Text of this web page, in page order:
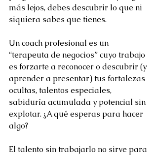
más lejos, debes descubrir lo que ni
siquiera sabes que tienes.
Un coach profesional es un
“terapeuta de negocios” cuyo trabajo
es forzarte a reconocer o descubrir (y
aprender a presentar) tus fortalezas
ocultas, talentos especiales,
sabiduría acumulada y potencial sin
explotar. ¿A qué esperas para hacer
algo?
El talento sin trabajarlo no sirve para